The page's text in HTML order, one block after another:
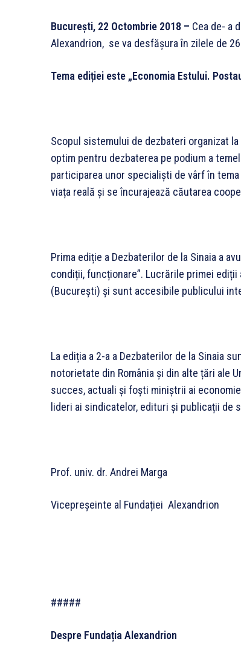
București, 22 Octombrie 2018 – Cea de- a
Alexandrion, se va desfășura în zilele de
Tema ediției este „Economia Estului.
Scopul sistemului de dezbateri organizat
optim pentru dezbaterea pe podium a
participarea unor specialiști de vârf în
viața reală și se încurajează căutarea
Prima ediție a Dezbaterilor de la Sinaia a
condiții, funcționare”. Lucrările primei
(București) și sunt accesibile publicului
La ediția a 2-a a Dezbaterilor de la Sinaia
notorietate din România și din alte țări ale
succes, actuali și foști miniștrii ai
lideri ai sindicatelor, edituri și publicații
Prof. univ. dr. Andrei Marga
Vicepreșeinte al Fundației Alexandrion
#####
Despre Fundația Alexandrion